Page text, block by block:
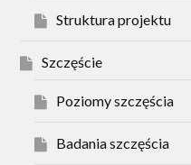
Struktura projektu
Szczęście
Poziomy szczęścia
Badania szczęścia